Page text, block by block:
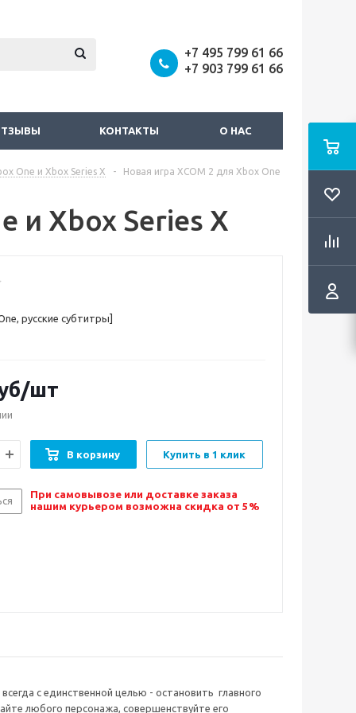
+7 495 799 61 66
+7 903 799 61 66
КОНТАКТЫ О НАС
One и Xbox Series X - Новая игра XCOM 2 для Xbox One
и Xbox Series X
русские субтитры]
шт
В корзину Купить в 1 клик
При самовывозе или доставке заказа
нашим курьером возможна скидка от 5%
с единственной целью - остановить главного
любого персонажа, совершенствуйте его